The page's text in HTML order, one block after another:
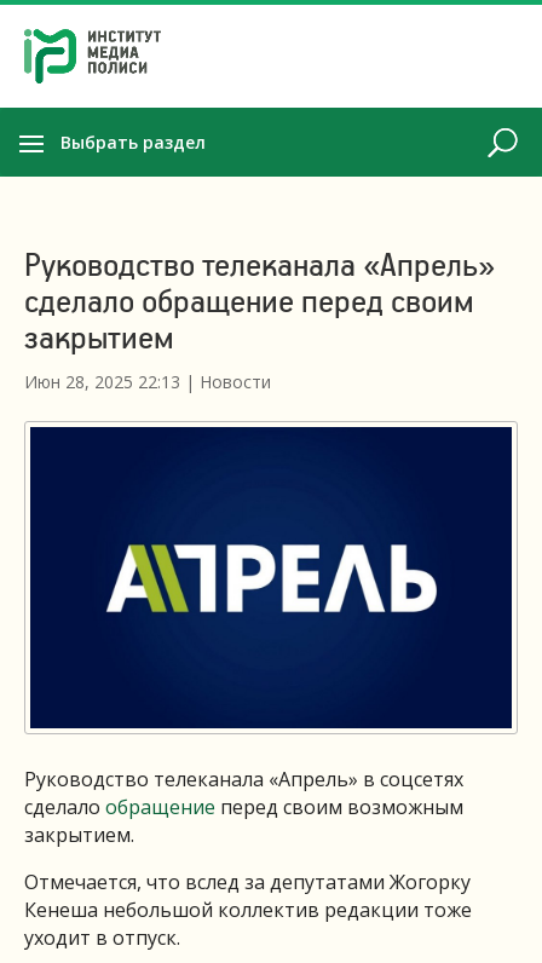
Выбрать раздел
Руководство телеканала «Апрель»
сделало обращение перед своим
закрытием
Июн 28, 2025 22:13 | Новости
Руководство телеканала «Апрель» в соцсетях
сделало обращение перед своим возможным
закрытием.
Отмечается, что вслед за депутатами Жогорку
Кенеша небольшой коллектив редакции тоже
уходит в отпуск.